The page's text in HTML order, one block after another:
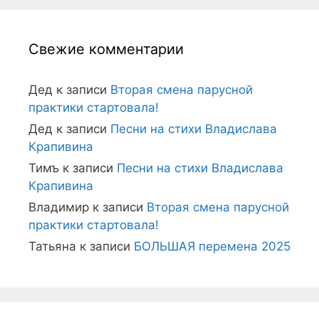
Свежие комментарии
Дед к записи Вторая смена парусной
практики стартовала!
Дед к записи Песни на стихи Владислава
Крапивина
Тимъ к записи Песни на стихи Владислава
Крапивина
Владимир к записи Вторая смена парусной
практики стартовала!
Татьяна к записи БОЛЬШАЯ перемена 2025